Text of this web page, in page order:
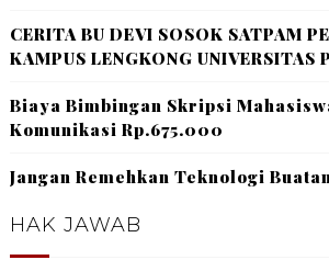
CERITA BU DEVI SOSOK SATPAM
KAMPUS LENGKONG UNIVERSITAS
Biaya Bimbingan Skripsi
Komunikasi Rp.675.000
Jangan Remehkan Teknologi
HAK JAWAB